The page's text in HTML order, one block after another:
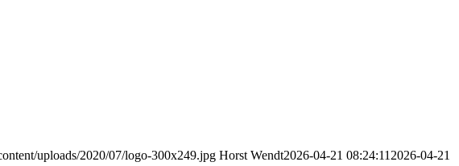
uploads/2020/07/logo-300x249.jpg Horst Wendt2026-04-21 08:24:11 2026-04-21